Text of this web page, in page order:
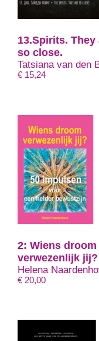
13.Spirits. They
so close.
Tatsiana van den
€ 15,24
2: Wiens droom
verwezenlijk jij?
Helena
€ 20,00